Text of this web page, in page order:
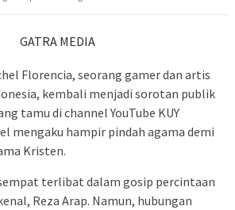
GATRA MEDIA
Florencia, seorang gamer dan artis
kembali menjadi sorotan publik
tamu di channel YouTube KUY
mengaku hampir pindah agama demi
Kristen.
terlibat dalam gosip percintaan
Reza Arap. Namun, hubungan